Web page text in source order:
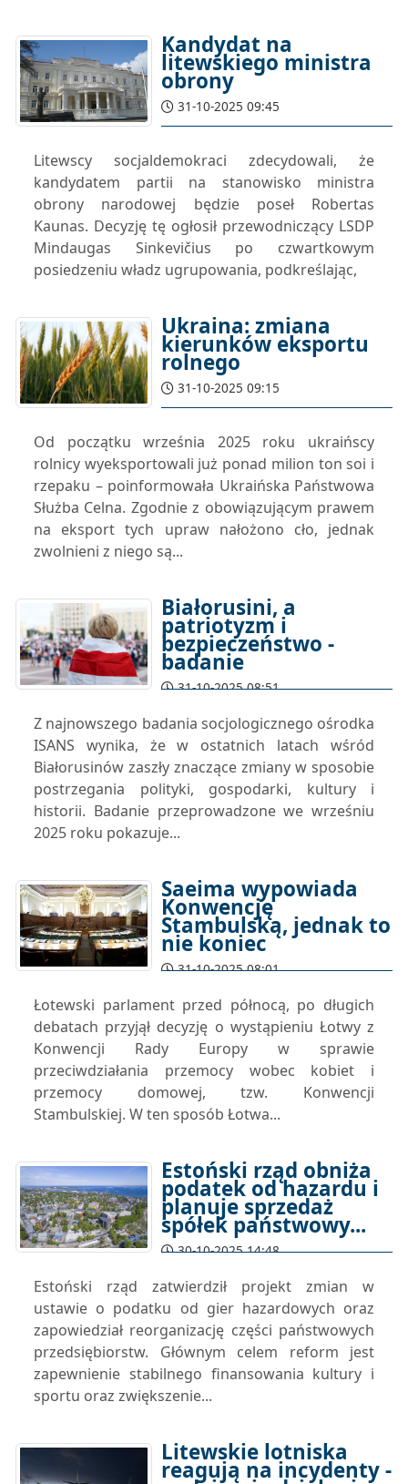
Kandydat na
litewskiego ministra
obrony
31-10-2025 09:45
Litewscy socjaldemokraci zdecydowali, że
kandydatem partii na stanowisko ministra
obrony narodowej będzie poseł Robertas
Kaunas. Decyzję tę ogłosił przewodniczący LSDP
Mindaugas Sinkevičius po czwartkowym
posiedzeniu władz ugrupowania, podkreślając,
Ukraina: zmiana
kierunków eksportu
rolnego
31-10-2025 09:15
Od początku września 2025 roku ukraińscy
rolnicy wyeksportowali już ponad milion ton soi i
rzepaku – poinformowała Ukraińska Państwowa
Służba Celna. Zgodnie z obowiązującym prawem
na eksport tych upraw nałożono cło, jednak
zwolnieni z niego są...
Białorusini, a
patriotyzm i
bezpieczeństwo -
badanie
31-10-2025 08:51
Z najnowszego badania socjologicznego ośrodka
ISANS wynika, że w ostatnich latach wśród
Białorusinów zaszły znaczące zmiany w sposobie
postrzegania polityki, gospodarki, kultury i
historii. Badanie przeprowadzone we wrześniu
2025 roku pokazuje...
Saeima wypowiada
Konwencję
Stambulską, jednak to
nie koniec
31-10-2025 08:01
Łotewski parlament przed północą, po długich
debatach przyjął decyzję o wystąpieniu Łotwy z
Konwencji Rady Europy w sprawie
przeciwdziałania przemocy wobec kobiet i
przemocy domowej, tzw. Konwencji
Stambulskiej. W ten sposób Łotwa...
Estoński rząd obniża
podatek od hazardu i
planuje sprzedaż
spółek państwowy...
30-10-2025 14:48
Estoński rząd zatwierdził projekt zmian w
ustawie o podatku od gier hazardowych oraz
zapowiedział reorganizację części państwowych
przedsiębiorstw. Głównym celem reform jest
zapewnienie stabilnego finansowania kultury i
sportu oraz zwiększenie...
Litewskie lotniska
reagują na incydenty -